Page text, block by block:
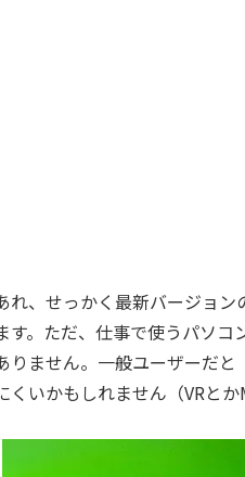
れ、せっかく最新バージョ
す。ただ、仕事で使うパソ
りません。一般ユーザーだ
くいかもしれません（VRと